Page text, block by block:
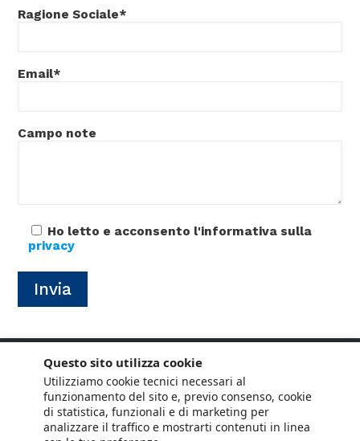
Ragione Sociale*
Email*
Campo note
Ho letto e acconsento l'informativa sulla
privacy
Questo sito utilizza cookie
Utilizziamo cookie tecnici necessari al
funzionamento del sito e, previo consenso, cookie
di statistica, funzionali e di marketing per
analizzare il traffico e mostrarti contenuti in linea